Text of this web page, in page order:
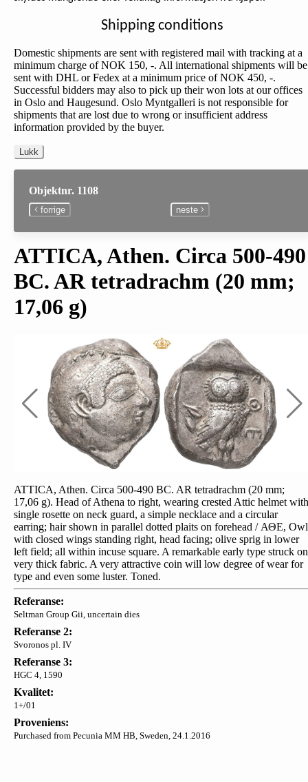
Shipping conditions
Domestic shipments are sent with registered mail with tracking at a
minimum charge of NOK 150, -. All international shipments will be
sent with DHL or Fedex at a minimum price of NOK 450, -.
Successful bidders may also to pick up their won lots at our offices
in Oslo and Haugesund. Oslo Myntgalleri is not responsible for
shipments that are lost due to wrong or insufficient address
information provided by the buyer.
Lukk
Objektnr. 1108
forrige neste
ATTICA, Athen. Circa 500-490
BC. AR tetradrachm (20 mm;
17,06 g)
ATTICA, Athen. Circa 500-490 BC. AR tetradrachm (20 mm;
17,06 g). Head of Athena to right, wearing crested Attic helmet with
single rosette on neck guard, a simple necklace and a circular
earring; hair shown in parallel dotted plaits on forehead / ΑΘΕ, Owl
with closed wings standing right, head facing; olive sprig in lower
left field; all within incuse square. A remarkable early type struck on
very thick fabric. A very attractive coin will low degree of wear for
type and even some luster. Toned.
Referanse:
Seltman Group Gii, uncertain dies
Referanse 2:
Svoronos pl. IV
Referanse 3:
HGC 4, 1590
Kvalitet:
1+/01
Proveniens:
Purchased from Pecunia MM HB, Sweden, 24.1.2016